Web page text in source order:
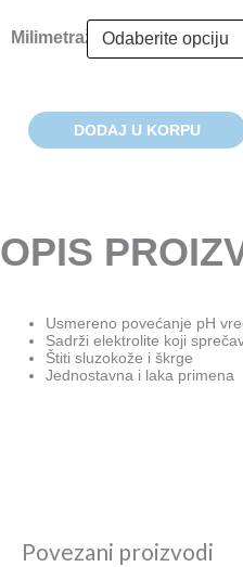
Milimetraža
Increase
DODAJ U KORPU
OPIS
Usmereno povećanje pH
Sadrži elektrolite koji
Štiti sluzokože i škrge
Jednostavna i laka primena
Povezani proizvodi